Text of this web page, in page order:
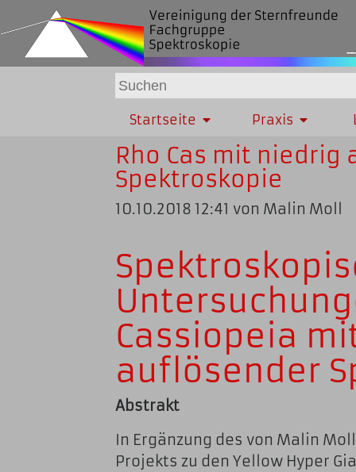
Startseite Praxis
Rho Cas mit niedrig
Spektroskopie
10.10.2018 12:41 von Malin Moll
Cassiopeia
auflösender
Abstrakt
In Ergänzung des von Malin
Projekts zu den Yellow Hyper